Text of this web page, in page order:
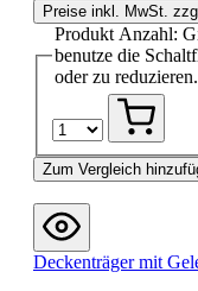
Preise inkl. MwSt.
Produkt Anzahl:
benutze die
oder zu reduzieren.
Zum Vergleich
Deckenträger mit